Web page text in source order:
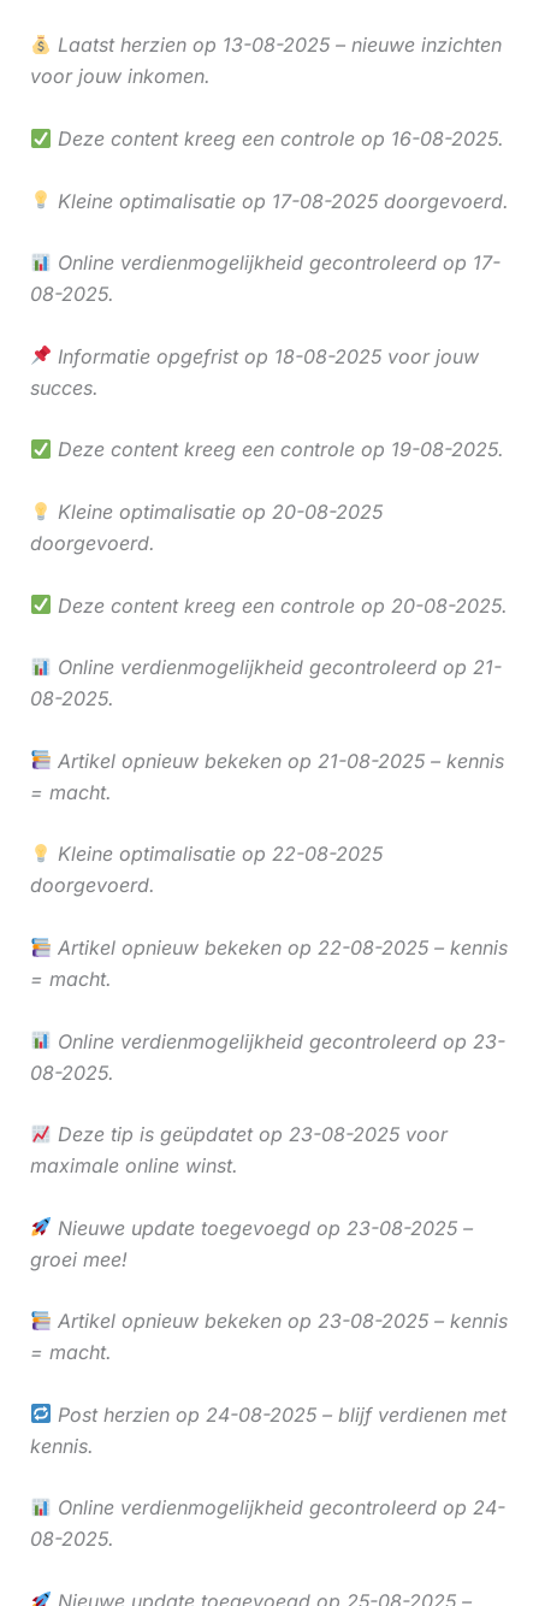
Laatst herzien op 13-08-2025 – nieuwe inzichten
voor jouw inkomen.
Deze content kreeg een controle op 16-08-2025.
Kleine optimalisatie op 17-08-2025 doorgevoerd.
Online verdienmogelijkheid gecontroleerd op 17-
08-2025.
Informatie opgefrist op 18-08-2025 voor jouw
succes.
Deze content kreeg een controle op 19-08-2025.
Kleine optimalisatie op 20-08-2025
doorgevoerd.
Deze content kreeg een controle op 20-08-2025.
Online verdienmogelijkheid gecontroleerd op 21-
08-2025.
Artikel opnieuw bekeken op 21-08-2025 – kennis
= macht.
Kleine optimalisatie op 22-08-2025
doorgevoerd.
Artikel opnieuw bekeken op 22-08-2025 – kennis
= macht.
Online verdienmogelijkheid gecontroleerd op 23-
08-2025.
Deze tip is geüpdatet op 23-08-2025 voor
maximale online winst.
Nieuwe update toegevoegd op 23-08-2025 –
groei mee!
Artikel opnieuw bekeken op 23-08-2025 – kennis
= macht.
Post herzien op 24-08-2025 – blijf verdienen met
kennis.
Online verdienmogelijkheid gecontroleerd op 24-
08-2025.